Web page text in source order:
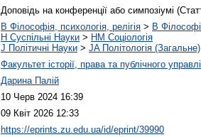
Доповідь на конференції або симпозіумі
B Філософія, психологія, релігія > B
H Суспільні Науки > HM Соціологія
J Політичні Науки > JA Політологія (Загальне)
Факультет історії, права та публічного
Дарина Палій
10 Черв 2024 16:39
09 Квіт 2026 12:33
https://eprints.zu.edu.ua/id/eprint/39990